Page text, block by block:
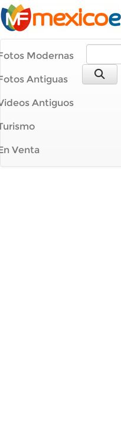
Modernas
Antiguas
Antiguos
Venta